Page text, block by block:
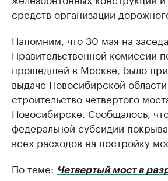
средств организации
Напомним, что 30 мая на
Правительственной комиссии
прошедшей в Москве, было
выдаче Новосибирской
строительство четвертого
Новосибирске. Сообщалось,
федеральной субсидии
всех расходов на постройку
По теме: Четвертый мост в